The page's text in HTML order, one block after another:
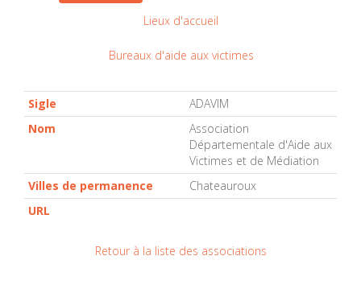
Lieux d'accueil
Bureaux d'aide aux victimes
Sigle
ADAVIM
Nom
Association
Départementale d'Aide aux
Victimes et de Médiation
Villes de permanence
Chateauroux
URL
Retour à la liste des associations